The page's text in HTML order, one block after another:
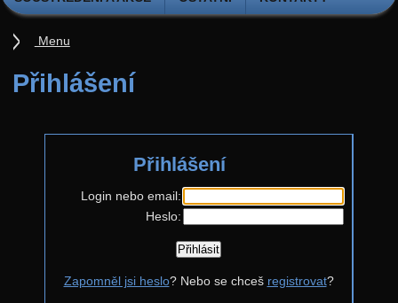
Přihlášení
Přihlášení
Login nebo email:
Heslo:
Zapomněl jsi heslo? Nebo se chceš registrovat?
Menu
Aktuální ročník (38.)
Komentáře